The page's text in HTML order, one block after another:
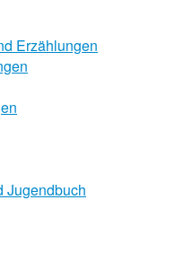
Erzählungen
Jugendbuch